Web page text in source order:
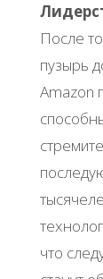
После
пузырь
Amazon
что